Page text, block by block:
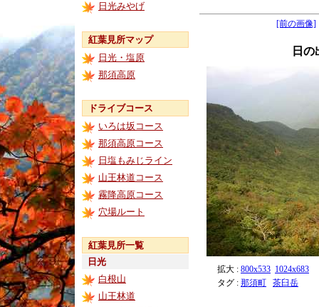
日光みやげ
紅葉見所マップ
日光・塩原
那須高原
ドライブコース
いろは坂コース
那須高原コース
日塩もみじライン
山王林道コース
霧降高原コース
穴場ルート
紅葉見所一覧
日光
白根山
山王林道
[前の画像]
日
拡大 : 800x533 1024x683
タグ : 那須町 茶臼岳